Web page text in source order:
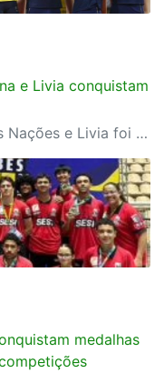
e Livia conquistam
Diana ganhou a prata da Liga das Nações e Livia foi campeã da Copa Sul-Americana com Seleção B
medalhas